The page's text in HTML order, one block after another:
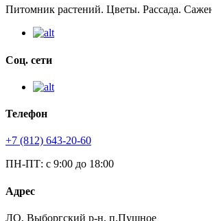
Питомник растений. Цветы. Рассада.
Соц. сети
Телефон
+7 (812) 643-20-60
ПН-ПТ: с 9:00 до 18:00
Адрес
ЛО, Выборгский р-н, п.Пушное